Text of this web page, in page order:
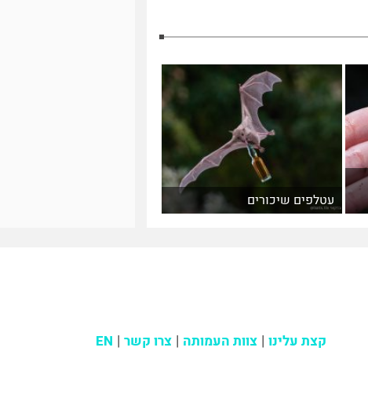
עטלפים שיכורים
קצת עלינו צוות העמותה צרו קשר EN